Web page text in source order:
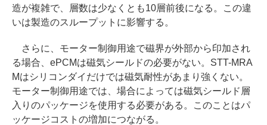
造が複雑で、層数は少なくとも10層前後になる。この違
いは製造のスループットに影響する。
さらに、モーター制御用途で磁界が外部から印加され
る場合、ePCMは磁気シールドの必要がない。STT-MRA
Mはシリコンダイだけでは磁気耐性があまり強くない。
モーター制御用途では、場合によっては磁気シールド層
入りのパッケージを使用する必要がある。このことはパ
ッケージコストの増加につながる。